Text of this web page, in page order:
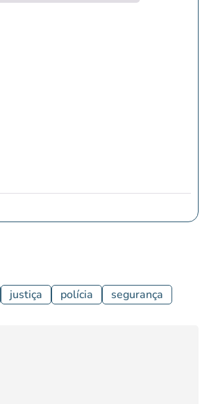
justiça polícia segurança